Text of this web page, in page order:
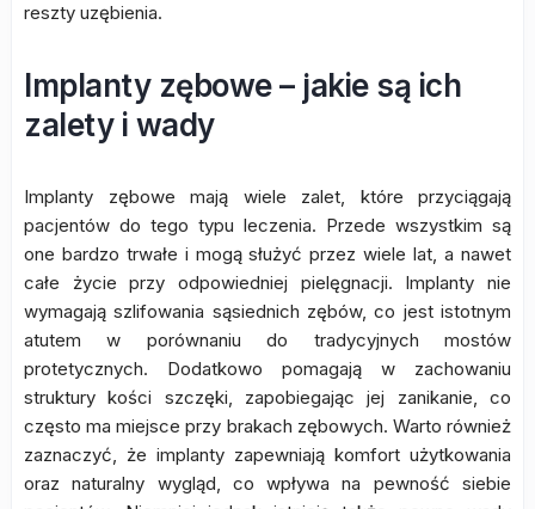
reszty uzębienia.
Implanty zębowe – jakie są ich
zalety i wady
Implanty zębowe mają wiele zalet, które przyciągają
pacjentów do tego typu leczenia. Przede wszystkim są
one bardzo trwałe i mogą służyć przez wiele lat, a nawet
całe życie przy odpowiedniej pielęgnacji. Implanty nie
wymagają szlifowania sąsiednich zębów, co jest istotnym
atutem w porównaniu do tradycyjnych mostów
protetycznych. Dodatkowo pomagają w zachowaniu
struktury kości szczęki, zapobiegając jej zanikanie, co
często ma miejsce przy brakach zębowych. Warto również
zaznaczyć, że implanty zapewniają komfort użytkowania
oraz naturalny wygląd, co wpływa na pewność siebie